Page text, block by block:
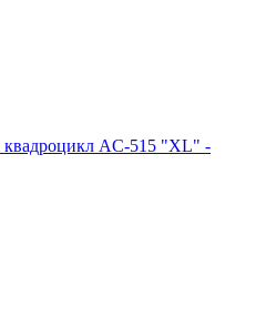
квадроцикл AC-515 "XL" -